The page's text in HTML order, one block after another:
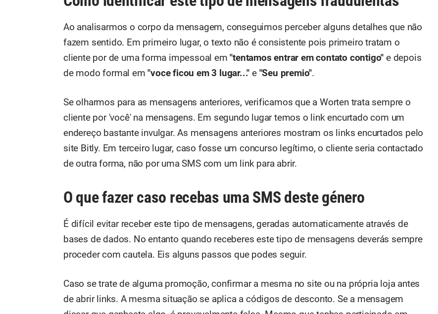
Ao analisarmos o corpo da mensagem, conseguimos perceber alguns detalhes que não
fazem sentido. Em primeiro lugar, o texto não é consistente pois primeiro tratam o
cliente por de uma forma impessoal em"tentamos entrar em contato contigo" e depois
de modo formal em"voce ficou em 3 lugar..." e "Seu premio".
Se olharmos para as mensagens anteriores, verificamos que a Worten trata sempre o
cliente por 'você' na mensagens. Em segundo lugar temos o link encurtado com um
endereço bastante invulgar. As mensagens anteriores mostram os links encurtados pelo
site Bitly. Em terceiro lugar, caso fosse um concurso legítimo, o cliente seria contactado
de outra forma, não por uma SMS com um link para abrir.
O que fazer caso recebas uma SMS deste género
É difícil evitar receber este tipo de mensagens, geradas automaticamente através de
bases de dados. No entanto quando receberes este tipo de mensagens deverás sempre
proceder com cautela. Eis alguns passos que podes seguir.
Caso se trate de alguma promoção, confirmar a mesma no site ou na própria loja antes
de abrir links. A mesma situação se aplica a códigos de desconto. Se a mensagem